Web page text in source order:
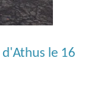
le 16